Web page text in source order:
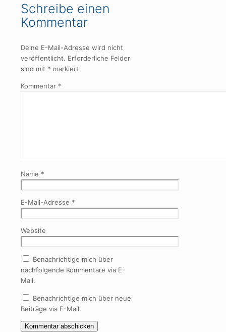
Schreibe einen
Kommentar
Deine E-Mail-Adresse wird nicht
veröffentlicht. Erforderliche Felder
sind mit * markiert
Kommentar *
Name *
E-Mail-Adresse *
Website
Benachrichtige mich über
nachfolgende Kommentare via E-
Mail.
Benachrichtige mich über neue
Beiträge via E-Mail.